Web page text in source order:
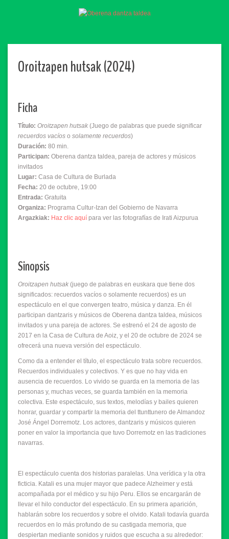
Oroitzapen hutsak (2024)
Ficha
Título: Oroitzapen hutsak (Juego de palabras que puede significar
recuerdos vacíos o solamente recuerdos)
Duración: 80 min.
Participan: Oberena dantza taldea, pareja de actores y músicos
invitados
Lugar: Casa de Cultura de Burlada
Fecha: 20 de octubre, 19:00
Entrada: Gratuita
Organiza: Programa Cultur-Izan del Gobierno de Navarra
Argazkiak: Haz clic aquí para ver las fotografías de Irati Aizpurua
Sinopsis
Oroitzapen hutsak (juego de palabras en euskara que tiene dos
significados: recuerdos vacíos o solamente recuerdos) es un
espectáculo en el que convergen teatro, música y danza. En él
participan dantzaris y músicos de Oberena dantza taldea, músicos
invitados y una pareja de actores. Se estrenó el 24 de agosto de
2017 en la Casa de Cultura de Aoiz, y el 20 de octubre de 2024 se
ofrecerá una nueva versión del espectáculo.
Como da a entender el título, el espectáculo trata sobre recuerdos.
Recuerdos individuales y colectivos. Y es que no hay vida en
ausencia de recuerdos. Lo vivido se guarda en la memoria de las
personas y, muchas veces, se guarda también en la memoria
colectiva. Este espectáculo, sus textos, melodías y bailes quieren
honrar, guardar y compartir la memoria del ttunttunero de Almandoz
José Ángel Dorremotz. Los actores, dantzaris y músicos quieren
poner en valor la importancia que tuvo Dorremotz en las tradiciones
navarras.
El espectáculo cuenta dos historias paralelas. Una verídica y la otra
ficticia. Katali es una mujer mayor que padece Alzheimer y está
acompañada por el médico y su hijo Peru. Ellos se encargarán de
llevar el hilo conductor del espectáculo. En su primera aparición,
hablarán sobre los recuerdos y sobre el olvido. Katali todavía guarda
recuerdos en lo más profundo de su castigada memoria, que
despiertan mediante sonidos y ruidos que escucha a su alrededor: